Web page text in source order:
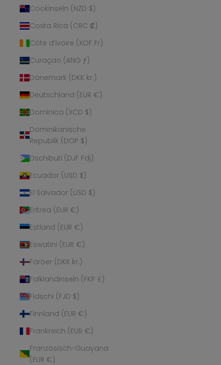
Cookinseln (NZD $)
Costa Rica (CRC ₡)
Côte d’Ivoire (XOF Fr)
Curaçao (ANG ƒ)
Dänemark (DKK kr.)
Deutschland (EUR €)
Dominica (XCD $)
Dominikanische
Republik (DOP $)
Dschibuti (DJF Fdj)
Ecuador (USD $)
El Salvador (USD $)
Eritrea (EUR €)
Estland (EUR €)
Eswatini (EUR €)
Färöer (DKK kr.)
Falklandinseln (FKP £)
Fidschi (FJD $)
Finnland (EUR €)
Frankreich (EUR €)
Französisch-Guayana
(EUR €)